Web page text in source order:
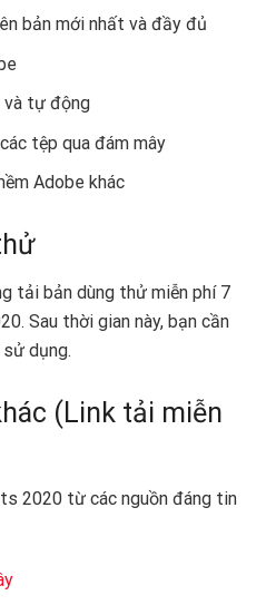
bản mới nhất và đầy đủ
và tự động
tệp qua đám mây
Adobe khác
tải bản dùng thử miễn phí 7
Sau thời gian này, bạn cần
dụng.
(Link tải miễn
2020 từ các nguồn đáng tin